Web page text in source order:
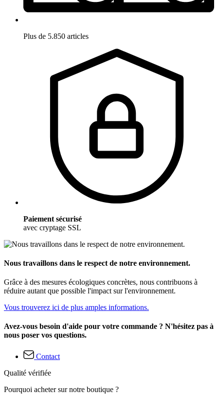
Plus de 5.850 articles
Paiement sécurisé
avec cryptage SSL
Nous travaillons dans le respect de notre environnement.
Grâce à des mesures écologiques concrètes, nous contribuons à
réduire autant que possible l'impact sur l'environnement.
Vous trouverez ici de plus amples informations.
Avez-vous besoin d'aide pour votre commande ? N'hésitez pas à
nous poser vos questions.
Contact
Qualité vérifiée
Pourquoi acheter sur notre boutique ?